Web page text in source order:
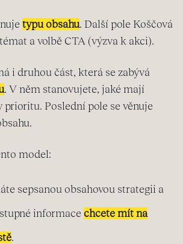
typu obsahu. Další pole Koščová
a volbě CTA (výzva k akci).
i druhou část, která se zabývá
. V něm stanovujete, jaké mají
Poslední pole se věnuje
model:
sepsanou obsahovou strategii a
informace chcete mít na
.